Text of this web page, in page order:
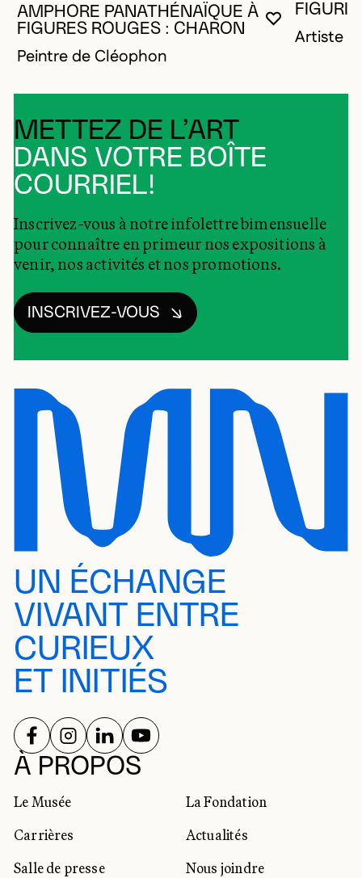
VOUS
FERMER
OUVRIR LA
AMPHORE PANATHÉNAÏQUE À
FIGURES ROUGES : CHARON
Peintre de Cléophon
Artiste
METTEZ DE L’ART
DANS VOTRE BOÎTE
COURRIEL!
Inscrivez-vous à notre infolettre bimensuelle
pour connaître en primeur nos expositions à
venir, nos activités et nos promotions.
INSCRIVEZ-VOUS
UN ÉCHANGE
VIVANT ENTRE
CURIEUX
ET INITIÉS
À PROPOS
Le Musée
La Fondation
Carrières
Actualités
Salle de presse
Nous joindre
RÉSEAUX SOCIAUX
SUIVEZ-NOUS SUR
SUIVEZ-NOUS SUR
SUIVEZ-NOUS SUR
SUIVEZ-NOUS SUR